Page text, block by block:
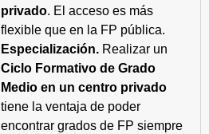
privado. El acceso es más
flexible que en la FP pública.
Especialización. Realizar un
Ciclo Formativo de Grado
Medio en un centro privado
tiene la ventaja de poder
encontrar grados de FP siempre